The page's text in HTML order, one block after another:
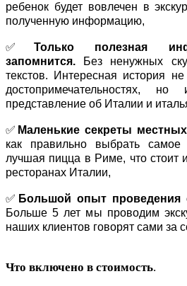
ребенок будет вовлечен в
полученную информацию,
✅ Только полезная
запомнится. Без ненужных
текстов. Интересная история
достопримечательностях,
представление об Италии и
✅ Маленькие секреты
как правильно выбрать самое
лучшая пицца в Риме, что стоит
ресторанах Италии,
✅ Большой опыт проведения
Больше 5 лет мы проводим
наших клиентов говорят сами за
Что включено в стоимость.